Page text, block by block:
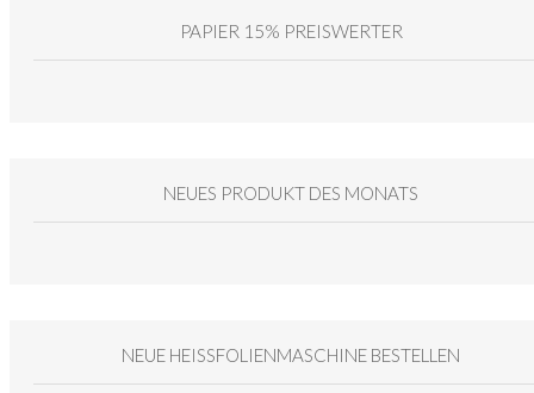
PAPIER 15% PREISWERTER
NEUES PRODUKT DES MONATS
NEUE HEISSFOLIENMASCHINE BESTELLEN